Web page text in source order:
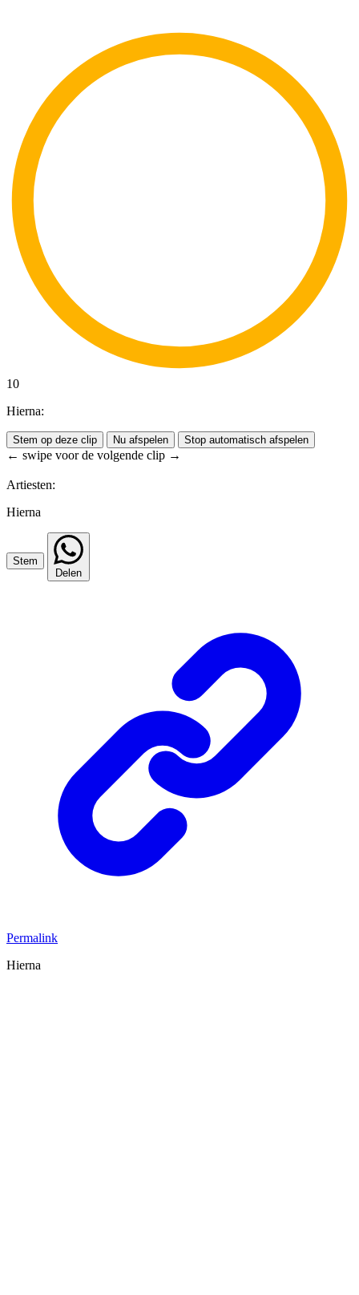
10
Hierna:
Stem op deze clip Nu afspelen Stop automatisch afspelen
← swipe voor de volgende clip →
Artiesten:
Hierna
Stem
Delen
Permalink
Hierna